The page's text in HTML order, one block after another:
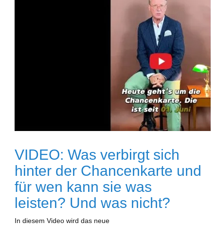
VIDEO: Was verbirgt sich
hinter der Chancenkarte und
für wen kann sie was
leisten? Und was nicht?
In diesem Video wird das neue